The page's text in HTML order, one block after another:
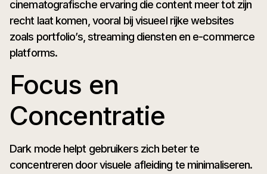
cinematografische ervaring die content meer tot zijn
recht laat komen, vooral bij visueel rijke websites
zoals portfolio’s, streaming diensten en e-commerce
platforms.
Focus en
Concentratie
Dark mode helpt gebruikers zich beter te
concentreren door visuele afleiding te minimaliseren.